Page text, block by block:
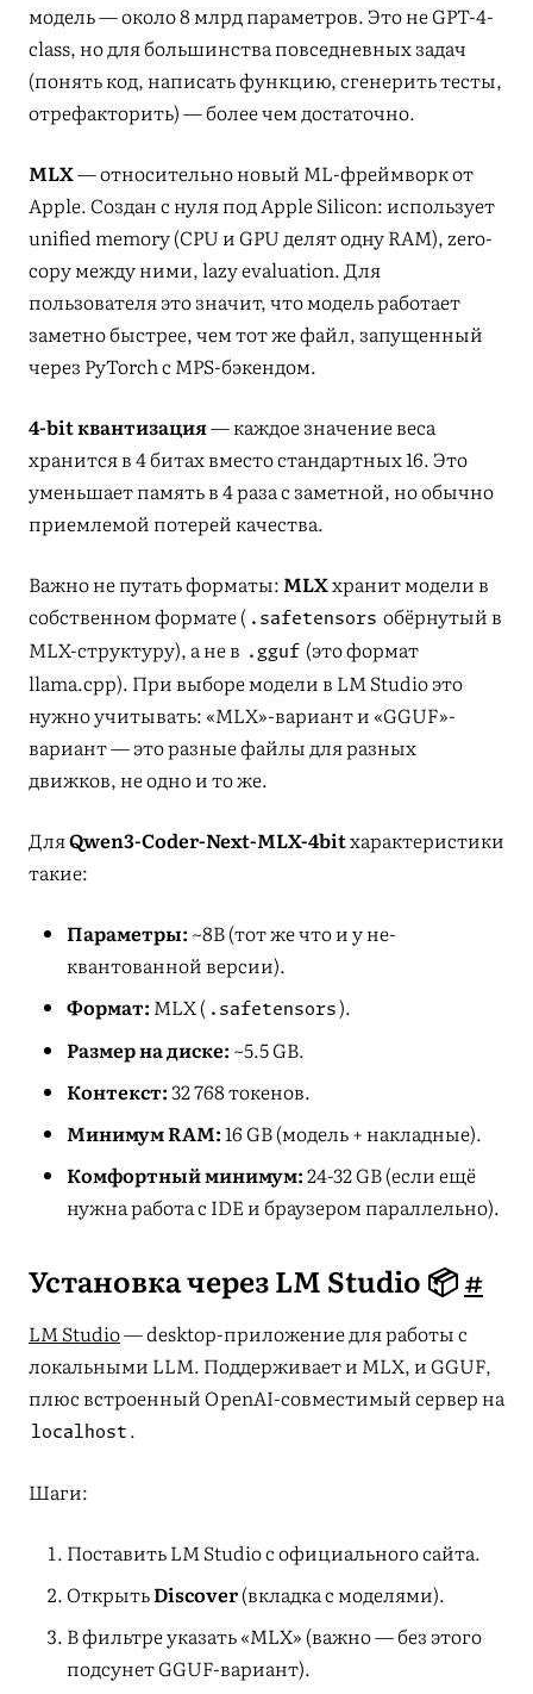
модель — около 8 млрд параметров. Это не GPT-4-
class, но для большинства повседневных задач
(понять код, написать функцию, сгенерить тесты,
отрефакторить) — более чем достаточно.
MLX— относительно новый ML-фреймворк от
Apple. Создан с нуля под Apple Silicon: использует
unified memory (CPU и GPU делят одну RAM), zero-
copy между ними, lazy evaluation. Для
пользователя это значит, что модель работает
заметно быстрее, чем тот же файл, запущенный
через PyTorch с MPS-бэкендом.
4-bit квантизация— каждое значение веса
хранится в 4 битах вместо стандартных 16. Это
уменьшает память в 4 раза с заметной, но обычно
приемлемой потерей качества.
Важно не путать форматы:MLXхранит модели в
собственном формате ( .safetensors обёрнутый в
MLX-структуру), а не в
.gguf (это формат
llama.cpp). При выборе модели в LM Studio это
нужно учитывать: «MLX»-вариант и «GGUF»-
вариант — это разные файлы для разных
движков, не одно и то же.
ДляQwen3-Coder-Next-MLX-4bitхарактеристики
такие:
Параметры: ~8B (тот же что и у не-
квантованной версии).
Формат: MLX ( .safetensors ).
Размер на диске: ~5.5 GB.
Контекст:32 768 токенов.
Минимум RAM:16 GB (модель + накладные).
Комфортный минимум:24-32 GB (если ещё
нужна работа с IDE и браузером параллельно).
Установка через LM Studio 📦#
LM Studio— desktop-приложение для работы с
локальными LLM. Поддерживает и MLX, и GGUF,
плюс встроенный OpenAI-совместимый сервер на
localhost .
Шаги:
Поставить LM Studio с официального сайта.
ОткрытьDiscover(вкладка с моделями).
В фильтре указать «MLX» (важно — без этого
подсунет GGUF-вариант).